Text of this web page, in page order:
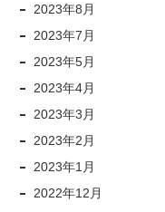
2023年8月
2023年7月
2023年5月
2023年4月
2023年3月
2023年2月
2023年1月
2022年12月